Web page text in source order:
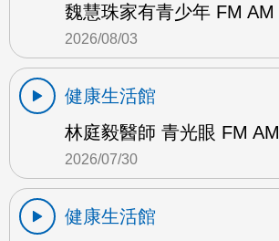
魏慧珠家有青少年 FM AM
2026/08/03
健康生活館
林庭毅醫師 青光眼 FM AM
2026/07/30
健康生活館